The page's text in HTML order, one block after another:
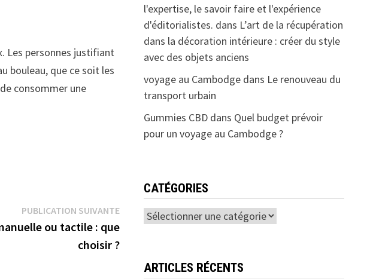
Les personnes justifiant
bouleau, que ce soit les
consommer une
PUBLICATION SUIVANTEPublication
suivante :
ou tactile : que
choisir ?
l'expertise, le savoir faire et l'expérience
d'éditorialistes. dans L’art de la récupération
dans la décoration intérieure : créer du style
avec des objets anciens
voyage au Cambodgedans Le renouveau du
transport urbain
Gummies CBDdans Quel budget prévoir
pour un voyage au Cambodge ?
CATÉGORIES
Catégories
ARTICLES RÉCENTS